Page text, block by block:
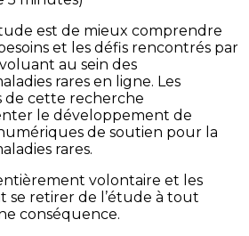
est de mieux comprendre
et les défis rencontrés par
au sein des
rares en ligne. Les
de cette recherche
le développement de
de soutien pour la
rares.
volontaire et les
se retirer de l’étude à tout
conséquence.